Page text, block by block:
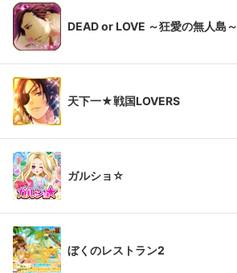
DEAD or LOVE ～狂愛の無人島～
天下一★戦国LOVERS
ガルショ☆
ぼくのレストラン2